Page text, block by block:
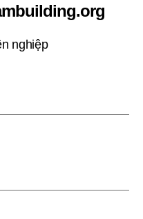
nghiệp